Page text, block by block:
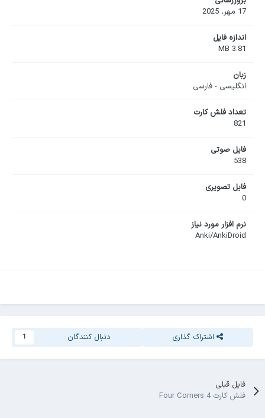
17 مهر، 2025
اندازه فایل
3.81 MB
زبان
انگلیسی - فارسی
تعداد فلش کارت
821
فایل صوتی
538
فایل تصویری
0
نرم افزار مورد نیاز
Anki/AnkiDroid
اشتراک گذاری دنبال کنندگان 1
فایل قبلی
فلش کارت Four Corners 4